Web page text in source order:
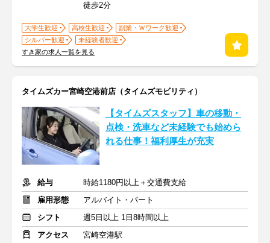
徒歩2分
大学生歓迎 高校生歓迎
副業・Ｗワーク歓迎
シルバー歓迎
未経験者歓迎
すき家の求人一覧を見る
タイムズカー宮崎空港前店（タイムズモビリティ）
【タイムズスタッフ】車の移動・
点検・洗車など未経験でも始めら
れる仕事！福利厚生が充実
給与
時給1180円以上＋交通費支給
雇用形態
アルバイト・パート
シフト
週5日以上 1日8時間以上
アクセス
宮崎空港駅